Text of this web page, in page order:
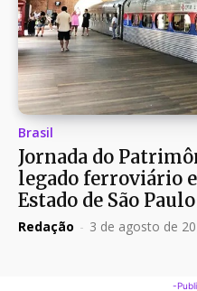
Brasil
Jornada do
legado ferroviário
Estado de São Paulo
Redação - 3 de agosto de
-